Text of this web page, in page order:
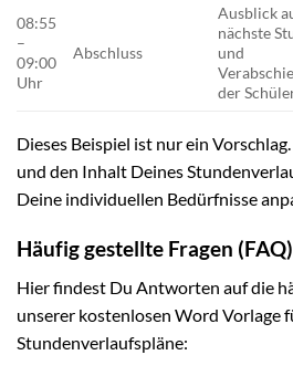
08:55
–
09:00
Uhr
Abschluss
Ausblick
nächste
und
der
Dieses Beispiel ist nur ein
und den Inhalt Deines
Deine individuellen Bedürfnisse
Häufig gestellte Fragen (FAQ)
Hier findest Du Antworten auf die
unserer kostenlosen Word Vorlage
Stundenverlaufspläne: